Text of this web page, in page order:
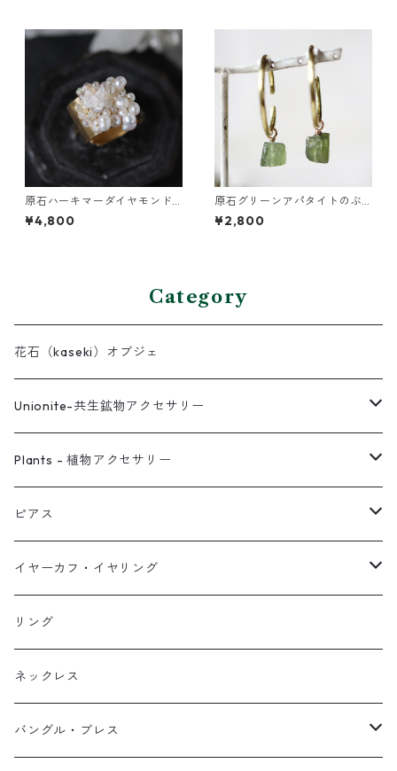
原石ハーキマーダイヤモンド
と鉱物結晶の真鍮幅広イヤー
カフ
¥4,800
原石グリーンアパタイトのぶ
ら下がりイヤーカフ
¥2,800
Category
花石（kaseki）オブジェ
Unionite-共生鉱物アクセサリー
ピアス
ネックレス
イヤーカフ
イヤリング
Plants - 植物アクセサリー
ピアス
ネックレス
リング
ブレス
オブジェ
ピアス
スタッド・一粒
フック・ぶら下がり
フープ
イヤーカフ・イヤリング
原石イヤーカフ
植物イヤーカフ
ぶら下がりイヤーカフ
リング
ネックレス
バングル・ブレス